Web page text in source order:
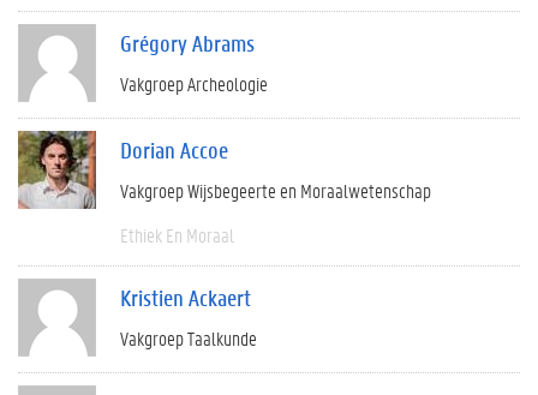
Grégory Abrams
Vakgroep Archeologie
Dorian Accoe
Vakgroep Wijsbegeerte en Moraalwetenschap
Ethiek En Moraal
Kristien Ackaert
Vakgroep Taalkunde